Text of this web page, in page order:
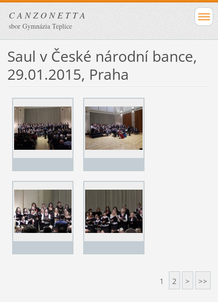
C A N Z O N E T T A
sbor Gymnázia Teplice
Saul v České národní bance,
29.01.2015, Praha
1 2 > >>